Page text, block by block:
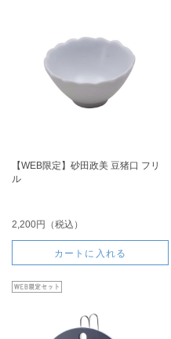
【WEB限定】砂田政美 豆猪口 フリ
ル
2,200円（税込）
カートに入れる